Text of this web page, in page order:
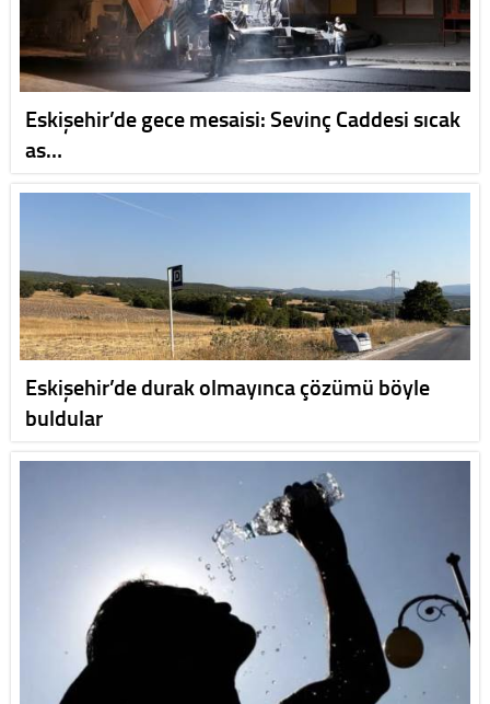
Eskişehir’de gece mesaisi: Sevinç Caddesi sıcak
as…
Eskişehir’de durak olmayınca çözümü böyle
buldular